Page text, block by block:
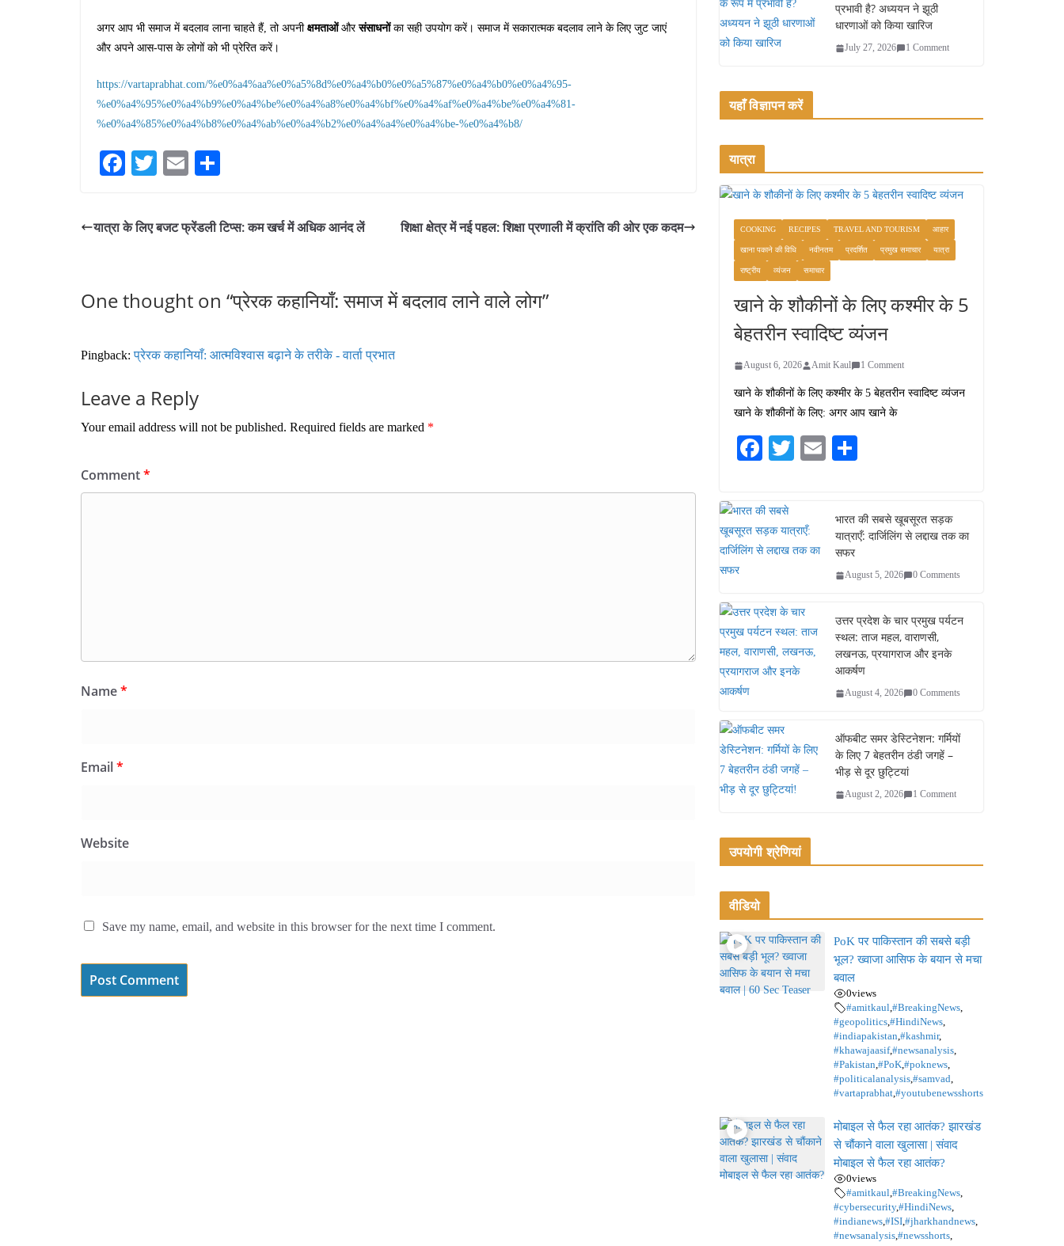
अगर आप भी समाज में बदलाव लाना चाहते हैं, तो अपनी क्षमताओंऔरसंसाधनोंका सही उपयोग करें। समाज में सकारात्मक बदलाव लाने के लिए जुट जाएं
और अपने आस-पास के लोगों को भी प्रेरित करें।
https://vartaprabhat.com/%e0%a4%aa%e0%a5%8d%e0%a4%b0%e0%a5%87%e0%a4%b0%e0%a4%95-
%e0%a4%95%e0%a4%b9%e0%a4%be%e0%a4%a8%e0%a4%bf%e0%a4%af%e0%a4%be%e0%a4%81-
%e0%a4%85%e0%a4%b8%e0%a4%ab%e0%a4%b2%e0%a4%a4%e0%a4%be-%e0%a4%b8/
Fa
bo
ok
T
r
E
ail re
यात्रा के लिए बजट फ्रेंडली टिप्स: कम खर्च में अधिक आनंद लें शिक्षा क्षेत्र में नई पहल: शिक्षा प्रणाली में क्रांति की ओर एक कदम
One thought on “प्रेरक कहानियाँ: समाज में बदलाव लाने वाले लोग”
Pingback:प्रेरक कहानियाँ: आत्मविश्वास बढ़ाने के तरीके - वार्ता प्रभात
Leave a Reply
Your email address will not be published. Required fields are marked *
Comment*
Name*
Email*
Website
Save my name, email, and website in this browser for the next time I comment.
प्रभावी है? अध्ययन ने झूठी
धारणाओं को किया खारिज
July 27, 2026 1 Comment
यहाँ विज्ञापन करें
यात्रा
COOKING RECIPES TRAVEL AND TOURISM आहार
खाना पकाने की विधि नवीनतम प्रदर्शित प्रमुख समाचार यात्रा
राष्ट्रीय व्यंजन समाचार
खाने के शौकीनों के लिए कश्मीर के 5
बेहतरीन स्वादिष्ट व्यंजन
August 6, 2026 Amit Kaul 1 Comment
खाने के शौकीनों के लिए कश्मीर के 5 बेहतरीन स्वादिष्ट व्यंजन
खाने के शौकीनों के लिए: अगर आप खाने के
Fa
bo
ok
T
r
E
भारत की सबसे खूबसूरत सड़क
यात्राएँ: दार्जिलिंग से लद्दाख तक का
सफर
August 5, 2026 0 Comments
उत्तर प्रदेश के चार प्रमुख पर्यटन
स्थल: ताज महल, वाराणसी,
लखनऊ, प्रयागराज और इनके
आकर्षण
August 4, 2026 0 Comments
ऑफबीट समर डेस्टिनेशन: गर्मियों
के लिए 7 बेहतरीन ठंडी जगहें –
भीड़ से दूर छुट्टियां
August 2, 2026 1 Comment
उपयोगी श्रेणियां
वीडियो
PoK पर पाकिस्तान की सबसे बड़ी
भूल? ख्वाजा आसिफ के बयान से मचा
बवाल
0views
#amitkaul,#BreakingNews,
#geopolitics,#HindiNews,
#indiapakistan,#kashmir,
#khawajaasif,#newsanalysis,
#Pakistan,#PoK,#poknews,
#politicalanalysis,#samvad,
#vartaprabhat,#youtubenewsshorts
मोबाइल से फैल रहा आतंक? झारखंड
से चौंकाने वाला खुलासा | संवाद
मोबाइल से फैल रहा आतंक?
0views
#amitkaul,#BreakingNews,
#cybersecurity,#HindiNews,
#indianews,#ISI,#jharkhandnews,
#newsanalysis,#newsshorts,